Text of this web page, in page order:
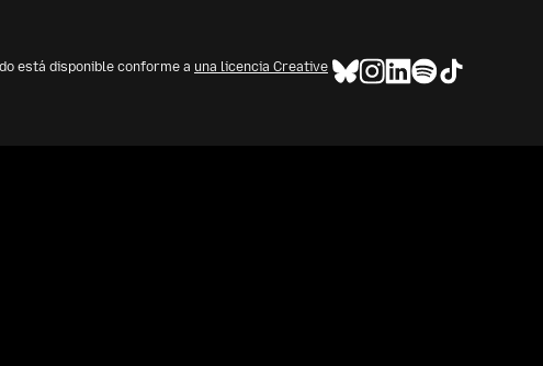
está disponible conforme a una licencia Creative